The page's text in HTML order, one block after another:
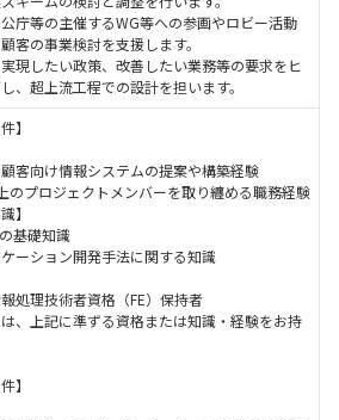
公庁等の主催するWG等への参画やロビー活動
客の事業検討を支援します。
実現したい政策、改善したい業務等の要求をヒ
、超上流工程での設計を担います。
】
顧客向け情報システムの提案や構築経験
のプロジェクトメンバーを取り纏める職務経験
】
基礎知識
ケーション開発手法に関する知識
報処理技術者資格（FE）保持者
、上記に準ずる資格または知識・経験をお持
】